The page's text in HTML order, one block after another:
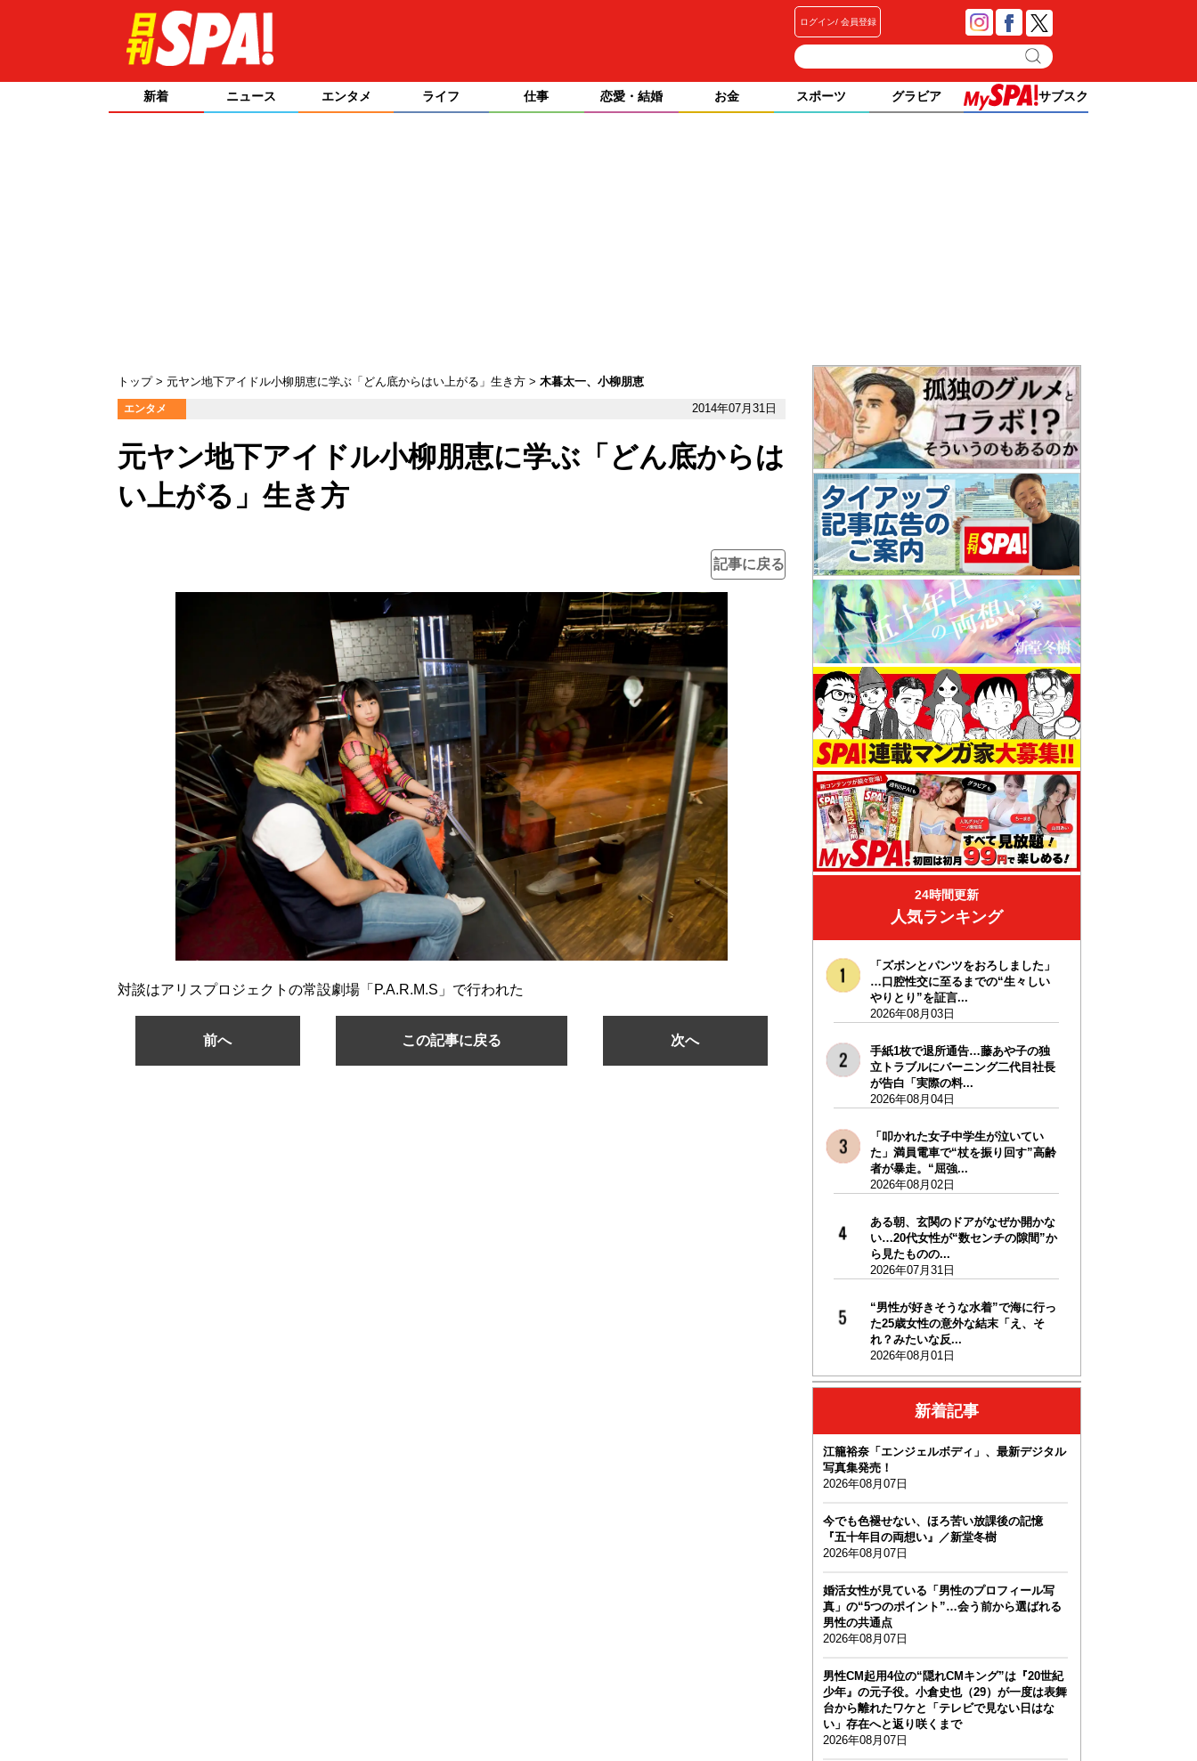
ログイン 会員登録
新着 ニュース エンタメ ライフ 仕事 恋愛・結婚 お金 スポーツ グラビア サブスク
トップ 元ヤン地下アイドル小柳朋恵に学ぶ「どん底からはい上がる」生き方 木暮太一、小柳朋恵
エンタメ 2014年07月31日
元ヤン地下アイドル小柳朋恵に学ぶ「どん底からは
い上がる」生き方
記事に戻る
対談はアリスプロジェクトの常設劇場「P.A.R.M.S」で行われた
前へ この記事に戻る 次へ
24時間更新
人気ランキング
「ズボンとパンツをおろしました」
…口腔性交に至るまでの“生々しい
やりとり”を証言...
2026年08月03日
手紙1枚で退所通告…藤あや子の独
立トラブルにバーニング二代目社長
が告白「実際の料...
2026年08月04日
「叩かれた女子中学生が泣いてい
た」満員電車で“杖を振り回す”高齢
者が暴走。“屈強...
2026年08月02日
ある朝、玄関のドアがなぜか開かな
い…20代女性が“数センチの隙間”か
ら見たものの...
2026年07月31日
“男性が好きそうな水着”で海に行っ
た25歳女性の意外な結末「え、そ
れ？みたいな反...
2026年08月01日
新着記事
江籠裕奈「エンジェルボディ」、最新デジタル
写真集発売！
2026年08月07日
今でも色褪せない、ほろ苦い放課後の記憶
『五十年目の両想い』／新堂冬樹
2026年08月07日
婚活女性が見ている「男性のプロフィール写
真」の“5つのポイント”…会う前から選ばれる
男性の共通点
2026年08月07日
男性CM起用4位の“隠れCMキング”は『20世紀
少年』の元子役。小倉史也（29）が一度は表舞
台から離れたワケと「テレビで見ない日はな
い」存在へと返り咲くまで
2026年08月07日